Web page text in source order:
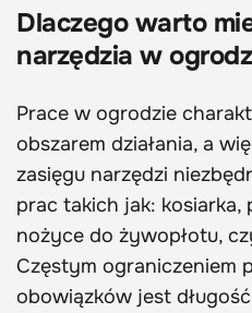
Dlaczego warto
narzędzia w
Prace w ogrodzie
obszarem działania, a
zasięgu narzędzi
prac takich jak: kosiarka,
nożyce do żywopłotu,
Częstym ograniczeniem
obowiązków jest